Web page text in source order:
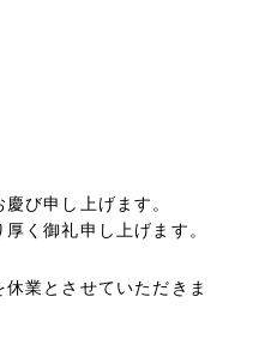
び申し上げます。
く御礼申し上げます。
業とさせていただきま